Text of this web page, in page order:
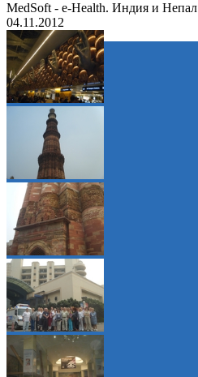
MedSoft - e-Health. Индия и Непал
04.11.2012